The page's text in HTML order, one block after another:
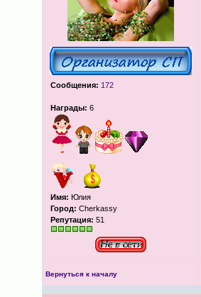
Сообщения: 172
Награды: 6
Имя: Юлия
Город: Cherkassy
Репутация: 51
Вернуться к началу